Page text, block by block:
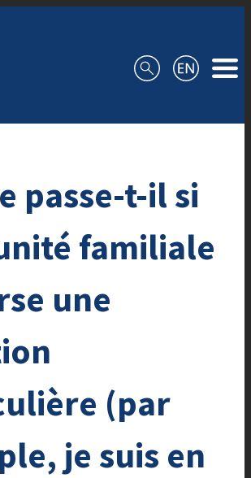
passe-t-il si
familiale
une
(par
je suis en